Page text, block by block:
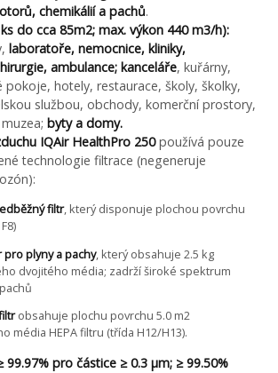
chemikálií a pachů.
do cca 85m2; max. výkon 440 m3/h):
laboratoře, nemocnice, kliniky,
ambulance; kanceláře, kuřárny,
pokoje, hotely, restaurace, školy, školky,
službou, obchody, komerční prostory,
byty a domy.
IQAir HealthPro 250používá pouze
technologie filtrace (negeneruje
filtr, který disponuje plochou povrchu
pro plyny a pachy, který obsahuje 2.5 kg
dvojitého média; zadrží široké spektrum
obsahuje plochu povrchu 5.0 m2
média HEPA filtru (třída H12/H13).
99.97% pro částice ≥ 0.3 μm; ≥ 99.50%